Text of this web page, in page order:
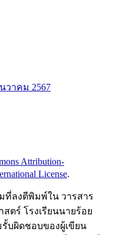
วาคม 2567
Attribution-
License.
งตีพิมพ์ใน วารสาร
ตร์ โรงเรียนนายร้อย
บผิดชอบของผู้เขียน